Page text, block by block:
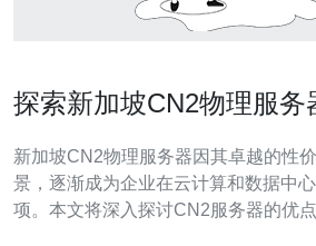
探索新加坡CN2物理服务
新加坡CN2物理服务器因其卓越的性
景，逐渐成为企业在云计算和数据中
项。本文将深入探讨CN2服务器的优